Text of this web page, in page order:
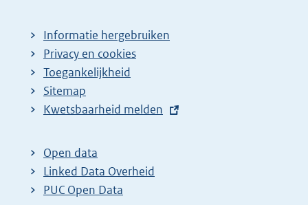
Informatie hergebruiken
Privacy en cookies
Toegankelijkheid
Sitemap
E
t
e
r
Kwetsbaarheid melden
Open data
Linked Data Overheid
PUC Open Data